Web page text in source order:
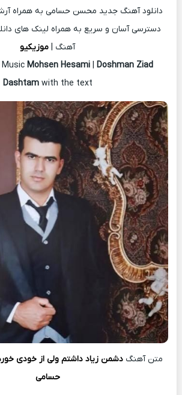
دانلود آهنگ جدید محسن حسامی به همراه
دسترسی آسان و سریع به همراه لینک های
آهنگ | موزیکیو
Music Mohsen Hesami| Doshman Ziad
Dashtam with the text
متن آهنگدشمن زیاد داشتم ولی از خودی
حسامی